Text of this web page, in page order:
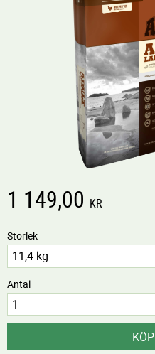
1 149,00 KR
Storlek
Antal
KÖP